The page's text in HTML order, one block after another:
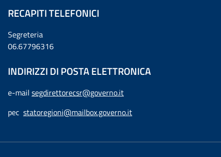
RECAPITI TELEFONICI
Segreteria
06.67796316
INDIRIZZI DI POSTA ELETTRONICA
e-mail segdirettorecsr@governo.it
pec statoregioni@mailbox.governo.it